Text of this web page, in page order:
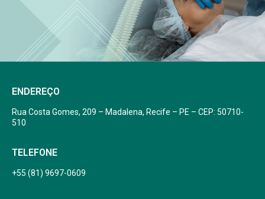
ENDEREÇO
Rua Costa Gomes, 209 – Madalena, Recife – PE – CEP: 50710-
510
TELEFONE
+55 (81) 9697-0609